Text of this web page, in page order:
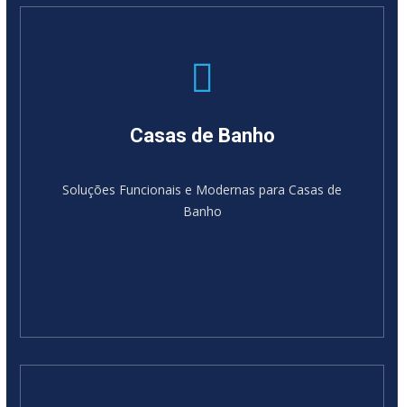
Casas de Banho
Soluções Funcionais e Modernas para Casas de
Banho